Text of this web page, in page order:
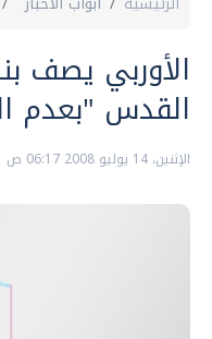
الأوربي يصف
القدس "بعدم
الإثنين، 14 يوليو 2008 06:17 ص